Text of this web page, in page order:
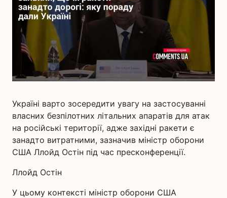
Україні варто зосередити увагу на застосуванні
власних безпілотних літальних апаратів для атак
на російські території, адже західні ракети є
занадто витратними, зазначив міністр оборони
США Ллойд Остін під час пресконференції.
Ллойд Остін
У цьому контексті міністр оборони США